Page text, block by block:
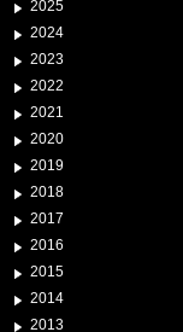
2025
2024
2023
2022
2021
2020
2019
2018
2017
2016
2015
2014
2013